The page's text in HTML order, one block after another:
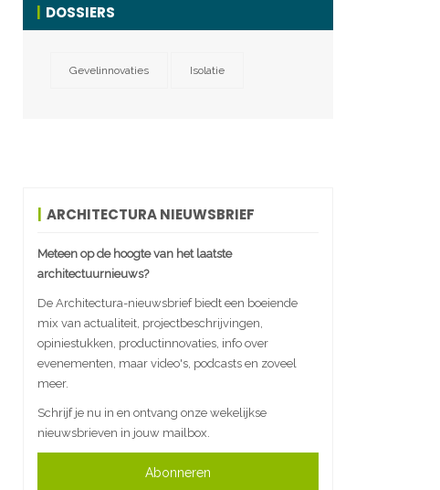
DOSSIERS
Gevelinnovaties Isolatie
ARCHITECTURA NIEUWSBRIEF
Meteen op de hoogte van het laatste
architectuurnieuws?
De Architectura-nieuwsbrief biedt een boeiende
mix van actualiteit, projectbeschrijvingen,
opiniestukken, productinnovaties, info over
evenementen, maar video's, podcasts en zoveel
meer.
Schrijf je nu in en ontvang onze wekelijkse
nieuwsbrieven in jouw mailbox.
Abonneren